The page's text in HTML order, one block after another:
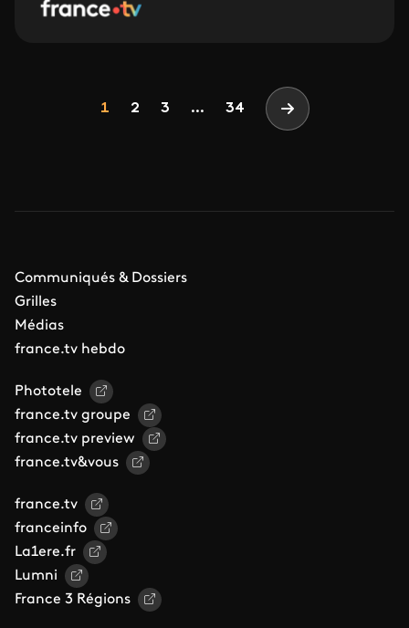
Page
1 Page
2 Page
3 ... 34 Page suivante
Communiqués & Dossiers
Grilles
Médias
france.tv hebdo
Phototele
france.tv groupe
france.tv preview
france.tv&vous
france.tv
franceinfo
La1ere.fr
Lumni
France 3 Régions